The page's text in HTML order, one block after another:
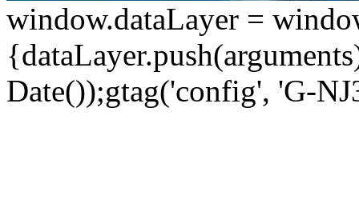
window.dataLayer =
Date());gtag('config', 'G-